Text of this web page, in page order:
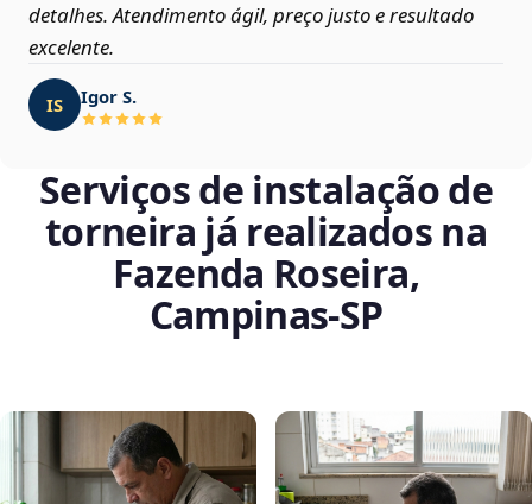
detalhes. Atendimento ágil, preço justo e resultado
excelente.
IS Igor S.
Serviços de instalação de
torneira já realizados na
Fazenda Roseira,
Campinas‑SP